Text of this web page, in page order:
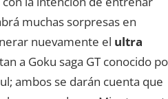
muchas sorpresas en
nuevamente el ultra
a Goku saga GT conocido
ambos se darán cuenta que